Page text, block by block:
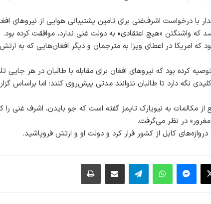
با درخواست اشرف‌غنی برای تامین پشتیبانی هوایی از نیروهای
که واشنگتن «هیچ اعتقادی» به دولت غنی ندارد، موافقت کرده بود.
امریکا در اعطای ویزا به مترجمان و دیگر افغان‌هایی که به
کرده‌ بود که نیروهای افغان برای مقابله با طالبان در هر جایی
نگه دارد تا طالبان نتوانند مدتی پیش‌روی کنند؛ اما براساس
مکالمات به نیویارک تایمز گفته است که جو بایدن، اشرف غنی را
در نظر می‌گرفت.
کابل از کشور فرار کرد و دولت او و ارتش فروپاشید.
X پیام رسان واتس آپ تلگرام اشتراک گذاری از طریق ایمیل چاپ